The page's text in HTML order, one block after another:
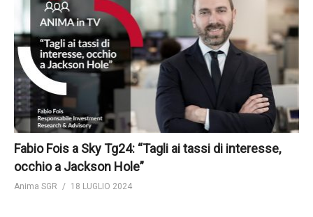
Fabio Fois a Sky Tg24: “Tagli ai tassi di interesse,
occhio a Jackson Hole”
Anima SGR 18 LUGLIO 2024